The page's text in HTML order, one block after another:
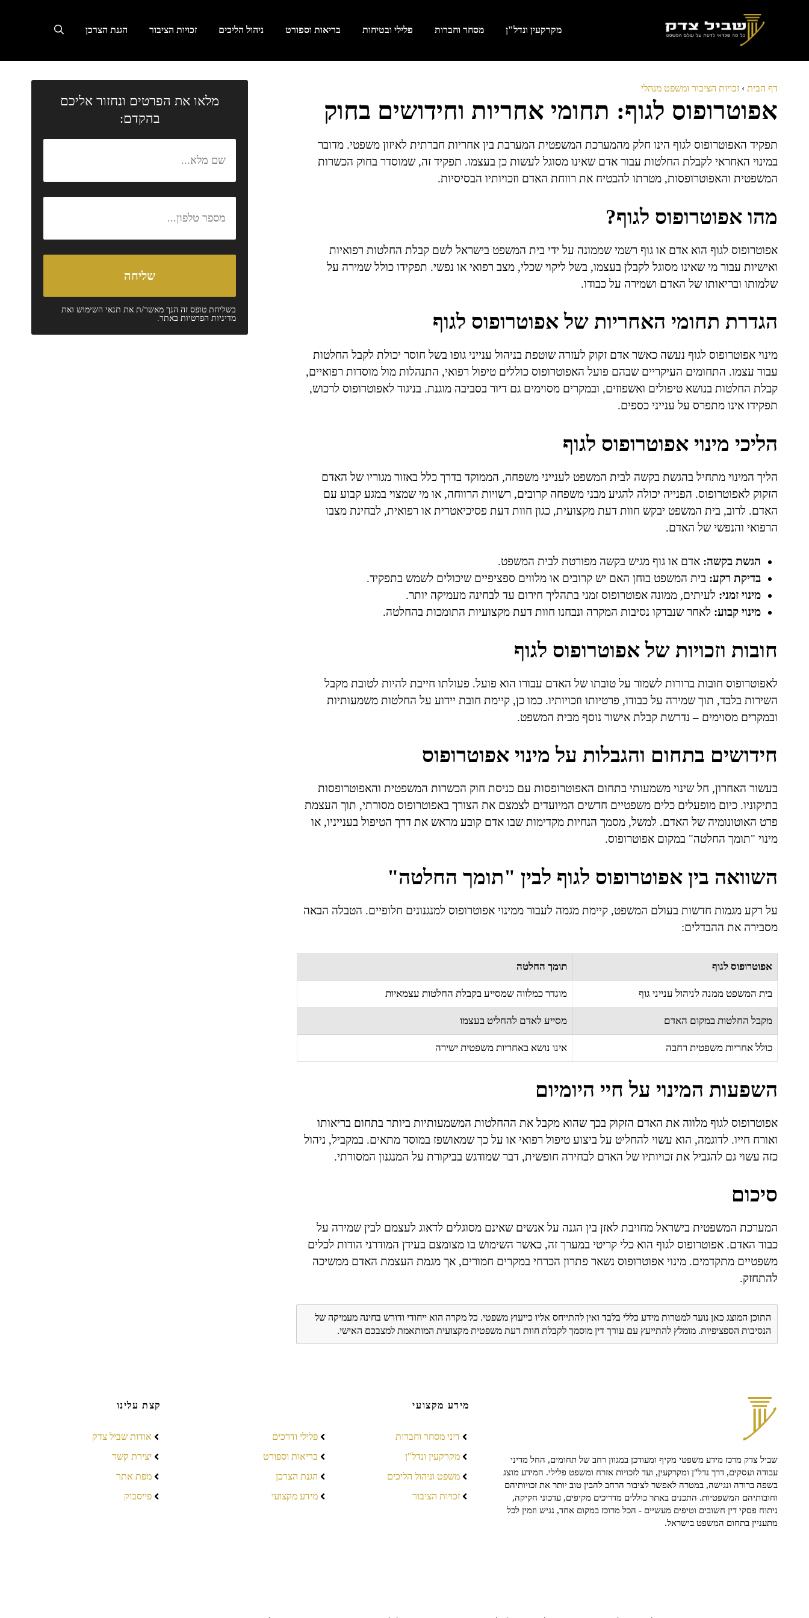
מקרקעין ונדל"ן מסחר וחברות פלילי ובטיחות בריאות וספורט ניהול הליכים זכויות הציבור הגנת הצרכן
דף הבית › זכויות הציבור ומשפט מנהלי
אפוטרופוס לגוף: תחומי אחריות וחידושים בחוק
תפקיד האפוטרופוס לגוף הינו חלק מהמערכת המשפטית המערבת בין אחריות חברתית לאיזון משפטי. מדובר
במינוי האחראי לקבלת החלטות עבור אדם שאינו מסוגל לעשות כן בעצמו. תפקיד זה, שמוסדר בחוק הכשרות
המשפטית והאפוטרופסות, מטרתו להבטיח את רווחת האדם וזכויותיו הבסיסיות.
מהו אפוטרופוס לגוף?
אפוטרופוס לגוף הוא אדם או גוף רשמי שממונה על ידי בית המשפט בישראל לשם קבלת החלטות רפואיות
ואישיות עבור מי שאינו מסוגל לקבלן בעצמו, בשל ליקוי שכלי, מצב רפואי או נפשי. תפקידו כולל שמירה על
שלמותו ובריאותו של האדם ושמירה על כבודו.
הגדרת תחומי האחריות של אפוטרופוס לגוף
מינוי אפוטרופוס לגוף נעשה כאשר אדם זקוק לעזרה שוטפת בניהול ענייני גופו בשל חוסר יכולת לקבל החלטות
עבור עצמו. התחומים העיקריים שבהם פועל האפוטרופוס כוללים טיפול רפואי, התנהלות מול מוסדות רפואיים,
קבלת החלטות בנושא טיפולים ואשפוזים, ובמקרים מסוימים גם דיור בסביבה מוגנת. בניגוד לאפוטרופוס לרכוש,
תפקידו אינו מתפרס על ענייני כספים.
הליכי מינוי אפוטרופוס לגוף
הליך המינוי מתחיל בהגשת בקשה לבית המשפט לענייני משפחה, הממוקד בדרך כלל באזור מגוריו של האדם
הזקוק לאפוטרופוס. הפנייה יכולה להגיע מבני משפחה קרובים, רשויות הרווחה, או מי שמצוי במגע קבוע עם
האדם. לרוב, בית המשפט יבקש חוות דעת מקצועית, כגון חוות דעת פסיכיאטרית או רפואית, לבחינת מצבו
הרפואי והנפשי של האדם.
הגשת בקשה: אדם או גוף מגיש בקשה מפורטת לבית המשפט.
בדיקת רקע: בית המשפט בוחן האם יש קרובים או מלווים ספציפיים שיכולים לשמש בתפקיד.
מינוי זמני: לעיתים, ממונה אפוטרופוס זמני בתהליך חירום עד לבחינה מעמיקה יותר.
מינוי קבוע: לאחר שנבדקו נסיבות המקרה ונבחנו חוות דעת מקצועיות התומכות בהחלטה.
חובות וזכויות של אפוטרופוס לגוף
לאפוטרופוס חובות ברורות לשמור על טובתו של האדם עבורו הוא פועל. פעולתו חייבת להיות לטובת מקבל
השירות בלבד, תוך שמירה על כבודו, פרטיותו וזכויותיו. כמו כן, קיימת חובת יידוע על החלטות משמעותיות
ובמקרים מסוימים – נדרשת קבלת אישור נוסף מבית המשפט.
חידושים בתחום והגבלות על מינוי אפוטרופוס
בעשור האחרון, חל שינוי משמעותי בתחום האפוטרופסות עם כניסת חוק הכשרות המשפטית והאפוטרופסות
בתיקוניו. כיום מופעלים כלים משפטיים חדשים המיועדים לצמצם את הצורך באפוטרופוס מסורתי, תוך העצמת
פרט האוטונומיה של האדם. למשל, מסמך הנחיות מקדימות שבו אדם קובע מראש את דרך הטיפול בענייניו, או
מינוי "תומך החלטה" במקום אפוטרופוס.
השוואה בין אפוטרופוס לגוף לבין "תומך החלטה"
על רקע מגמות חדשות בעולם המשפט, קיימת מגמה לעבור ממינוי אפוטרופוס למנגנונים חלופיים. הטבלה הבאה
מסבירה את ההבדלים:
אפוטרופוס לגוף תומך החלטה
בית המשפט ממנה לניהול ענייני גוף מוגדר כמלווה שמסייע בקבלת החלטות עצמאיות
מקבל החלטות במקום האדם מסייע לאדם להחליט בעצמו
כולל אחריות משפטית רחבה אינו נושא באחריות משפטית ישירה
השפעות המינוי על חיי היומיום
אפוטרופוס לגוף מלווה את האדם הזקוק בכך שהוא מקבל את ההחלטות המשמעותיות ביותר בתחום בריאותו
ואורח חייו. לדוגמה, הוא עשוי להחליט על ביצוע טיפול רפואי או על כך שמאושפז במוסד מתאים. במקביל, ניהול
כזה עשוי גם להגביל את זכויותיו של האדם לבחירה חופשית, דבר שמודגש בביקורת על המנגנון המסורתי.
סיכום
המערכת המשפטית בישראל מחויבת לאזן בין הגנה על אנשים שאינם מסוגלים לדאוג לעצמם לבין שמירה על
כבוד האדם. אפוטרופוס לגוף הוא כלי קריטי במערך זה, כאשר השימוש בו מצומצם בעידן המודרני הודות לכלים
משפטיים מתקדמים. מינוי אפוטרופוס נשאר פתרון הכרחי במקרים חמורים, אך מגמת העצמת האדם ממשיכה
להתחזק.
התוכן המוצג כאן נועד למטרות מידע כללי בלבד ואין להתייחס אליו כייעוץ משפטי. כל מקרה הוא ייחודי ודורש בחינה מעמיקה של
הנסיבות הספציפיות. מומלץ להתייעץ עם עורך דין מוסמך לקבלת חוות דעת משפטית מקצועית המותאמת למצבכם האישי.
מלאו את הפרטים ונחזור אליכם
בהקדם:
בשליחת טופס זה הנך מאשר/ת את תנאי השימושואת
מדיניות הפרטיותבאתר.
שביל צדק מרכז מידע משפטי מקיף ומעודכן במגוון רחב של תחומים, החל מדיני
עבודה ועסקים, דרך נדל"ן ומקרקעין, ועד לזכויות אזרח ומשפט פלילי. המידע מוצג
בשפה ברורה ונגישה, במטרה לאפשר לציבור הרחב להבין טוב יותר את זכויותיהם
וחובותיהם המשפטיות. התכנים באתר כוללים מדריכים מקיפים, עדכוני חקיקה,
ניתוח פסקי דין חשובים וטיפים מעשיים - הכל מרוכז במקום אחד, נגיש וזמין לכל
מתעניין בתחום המשפט בישראל.
מידע מקצועי
דיני מסחר וחברות
מקרקעין ונדל"ן
משפט וניהול הליכים
זכויות הציבור
פלילי ודרכים
בריאות וספורט
הגנת הצרכן
מידע מקצועי
קצת עלינו
אודות שביל צדק
יצירת קשר
מפת אתר
פייסבוק